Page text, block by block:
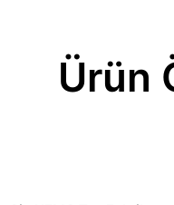
Ürün